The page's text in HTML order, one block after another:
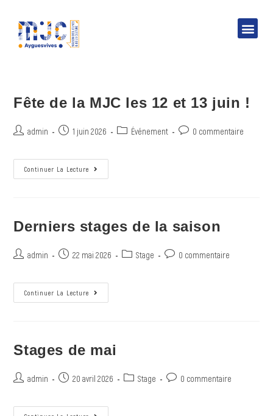
Fête de la MJC les 12 et 13 juin !
admin 1 juin 2026 Événement 0 commentaire
Continuer La Lecture
Derniers stages de la saison
admin 22 mai 2026 Stage 0 commentaire
Continuer La Lecture
Stages de mai
admin 20 avril 2026 Stage 0 commentaire